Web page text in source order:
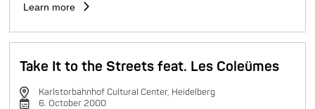
Learn more
Take It to the Streets feat. Les Coleümes
Karlstorbahnhof Cultural Center, Heidelberg
6. October 2000